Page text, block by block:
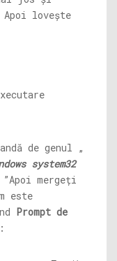
lovește
de genul „
system32
”Apoi mergeți
este
Prompt de
: